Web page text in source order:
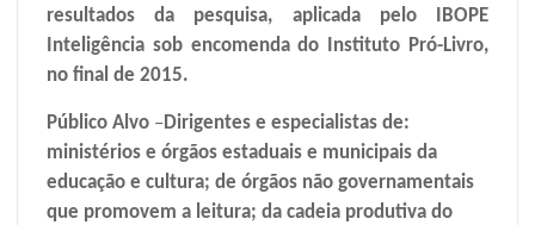
resultados da pesquisa, aplicada pelo IBOPE
Inteligência sob encomenda do Instituto Pró-Livro,
no final de 2015.
Público Alvo –Dirigentes e especialistas de:
ministérios e órgãos estaduais e municipais da
educação e cultura; de órgãos não governamentais
que promovem a leitura; da cadeia produtiva do